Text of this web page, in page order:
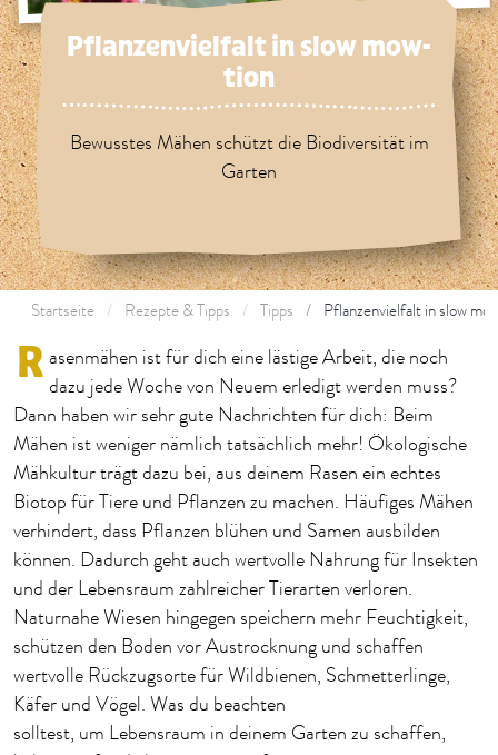
Pflanzenvielfalt in slow mow-
tion
Bewusstes Mähen schützt die Biodiversität im
Garten
Startseite Rezepte & Tipps Tipps Pflanzenvielfalt in slow
R asenmähen ist für dich eine lästige Arbeit, die noch
dazu jedeWoche von Neuem erledigt werden muss?
Dann haben wir sehr gute Nachrichten für dich: Beim
Mähen ist weniger nämlich tatsächlich mehr! Ökologische
Mähkultur trägt dazu bei, aus deinem Rasen ein echtes
Biotop für Tiere und Pflanzen zu machen. Häufiges Mähen
verhindert, dass Pflanzen blühen und Samen ausbilden
können. Dadurch geht auch wertvolle Nahrung für Insekten
und der Lebensraum zahlreicher Tierarten verloren.
Naturnahe Wiesen hingegen speichern mehr Feuchtigkeit,
schützen den Boden vor Austrocknung und schaffen
wertvolle Rückzugsorte für Wildbienen, Schmetterlinge,
Käfer und Vögel. Was du beachten
solltest, um Lebensraum in deinem Garten zu schaffen,